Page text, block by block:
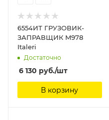
6554ИТ ГРУЗОВИК-
ЗАПРАВЩИК M978
Italeri
Достаточно
6 130 руб./шт
В корзину